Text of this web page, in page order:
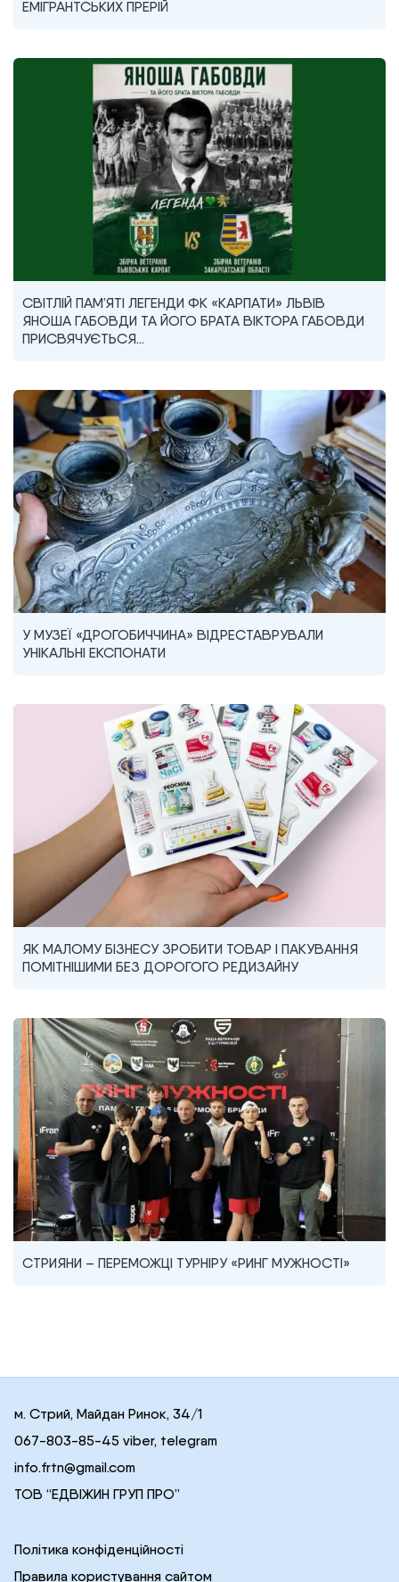
ЕМІГРАНТСЬКИХ ПРЕРІЙ
СВІТЛІЙ ПАМ’ЯТІ ЛЕГЕНДИ ФК «КАРПАТИ» ЛЬВІВ
ЯНОША ГАБОВДИ ТА ЙОГО БРАТА ВІКТОРА ГАБОВДИ
ПРИСВЯЧУЄТЬСЯ…
У МУЗЕЇ «ДРОГОБИЧЧИНА» ВІДРЕСТАВРУВАЛИ
УНІКАЛЬНІ ЕКСПОНАТИ
ЯК МАЛОМУ БІЗНЕСУ ЗРОБИТИ ТОВАР І ПАКУВАННЯ
ПОМІТНІШИМИ БЕЗ ДОРОГОГО РЕДИЗАЙНУ
СТРИЯНИ – ПЕРЕМОЖЦІ ТУРНІРУ «РИНГ МУЖНОСТІ»
м. Стрий, Майдан Ринок, 34/1
067-803-85-45 viber, telegram
info.frtn@gmail.com
ТОВ “ЕДВІЖИН ГРУП ПРО”
Політика конфіденційності
Правила користування сайтом